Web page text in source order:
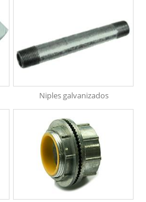
Niples galvanizados